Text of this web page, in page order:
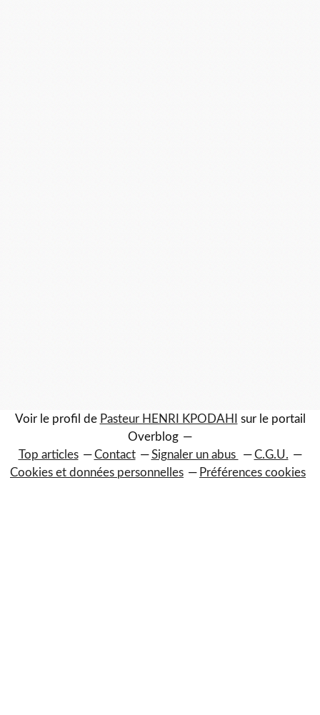
Voir le profil de Pasteur HENRI KPODAHI
sur le portail
Overblog
Top articles
Contact Signaler un abus
C.G.U.
Cookies et données personnelles
Préférences cookies